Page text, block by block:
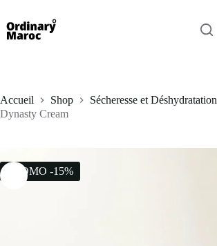
Accueil Shop
Sécheresse et Déshydratation
Dynasty Cream
PROMO -15%